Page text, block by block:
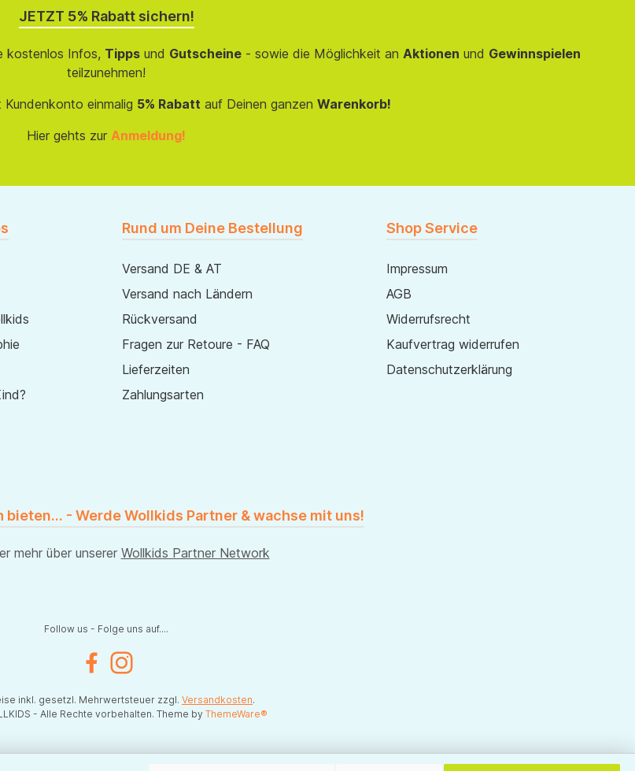
JETZT 5% Rabatt sichern!
kostenlos Infos, Tippsund Gutscheine- sowie die Möglichkeit an Aktionen und Gewinnspielen
teilzunehmen!
einmalig 5% Rabatt auf Deinen ganzen Warenkorb!
Hier gehts zur Anmeldung!
Rund um Deine Bestellung
Versand DE & AT
Versand nach Ländern
Rückversand
Fragen zur Retoure - FAQ
Lieferzeiten
Zahlungsarten
Shop Service
Impressum
AGB
Widerrufsrecht
Kaufvertrag widerrufen
Datenschutzerklärung
bieten... - Werde Wollkids Partner & wachse mit uns!
mehr über unserer Wollkids Partner Network
Follow us - Folge uns auf....
FacebookInstagram
inkl. gesetzl. Mehrwertsteuer zzgl. Versandkosten.
- Alle Rechte vorbehalten. Theme by ThemeWare®